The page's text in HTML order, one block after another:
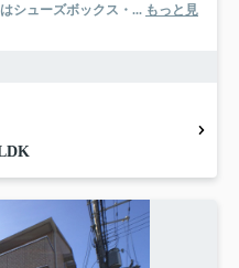
シューズボックス・... もっと見